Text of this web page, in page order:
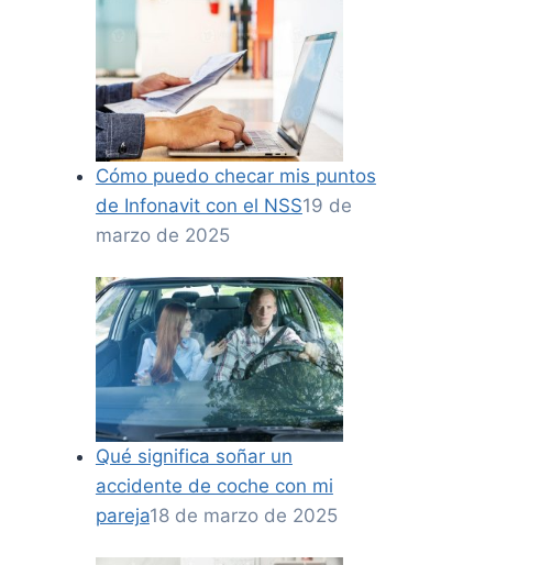
Cómo puedo checar mis puntos
de Infonavit con el NSS19 de
marzo de 2025
Qué significa soñar un
accidente de coche con mi
pareja18 de marzo de 2025